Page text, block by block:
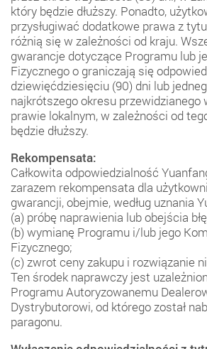
który będzie dłuższy. Ponadto,
przysługiwać dodatkowe prawa z
różnią się w zależności od kraju.
gwarancje dotyczące Programu lub
Fizycznego o graniczają się
dziewięćdziesięciu (90) dni lub
najkrótszego okresu przewidzianego
prawie lokalnym, w zależności od
będzie dłuższy.
Rekompensata:
Całkowita odpowiedzialność
zarazem rekompensata dla
gwarancji, obejmie, według uznania
(a) próbę naprawienia lub obejścia
(b) wymianę Programu i/lub jego
Fizycznego;
(c) zwrot ceny zakupu i rozwiązanie
Ten środek naprawczy jest
Programu Autoryzowanemu
Dystrybutorowi, od którego został
paragonu.